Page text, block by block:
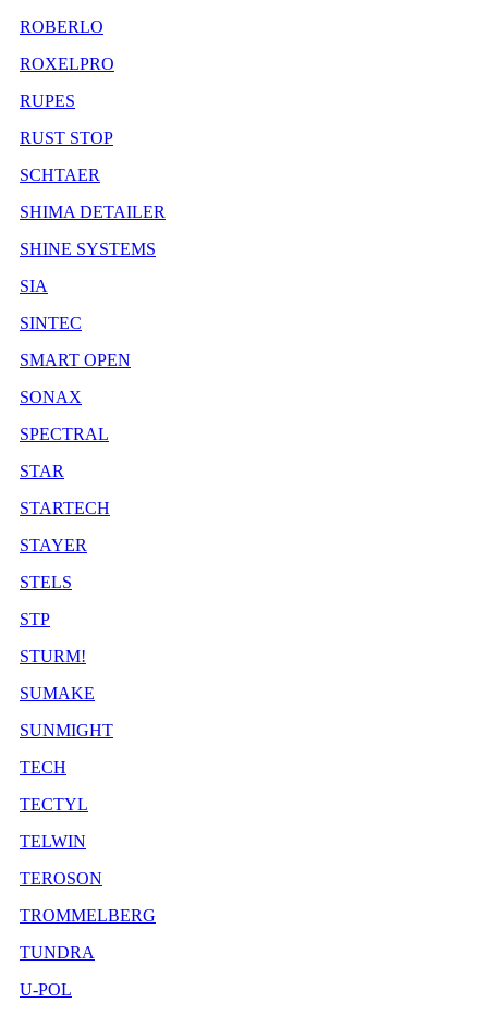
ROBERLO
ROXELPRO
RUPES
RUST STOP
SCHTAER
SHIMA DETAILER
SHINE SYSTEMS
SIA
SINTEC
SMART OPEN
SONAX
SPECTRAL
STAR
STARTECH
STAYER
STELS
STP
STURM!
SUMAKE
SUNMIGHT
TECH
TECTYL
TELWIN
TEROSON
TROMMELBERG
TUNDRA
U-POL